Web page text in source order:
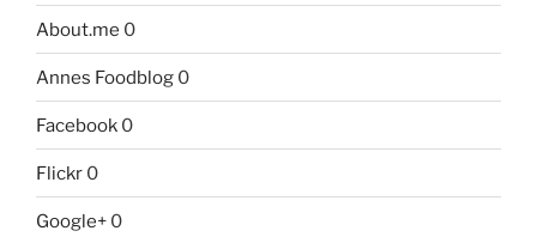
About.me 0
Annes Foodblog 0
Facebook 0
Flickr 0
Google+ 0